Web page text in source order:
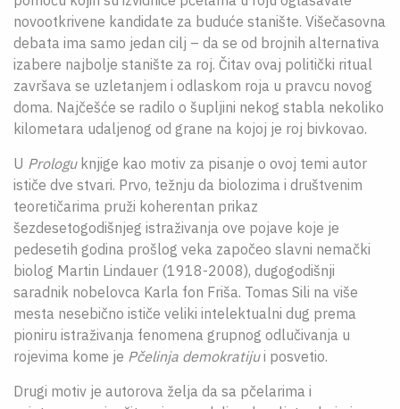
novootkrivene kandidate za buduće stanište. Višečasovna
debata ima samo jedan cilj – da se od brojnih alternativa
izabere najbolje stanište za roj. Čitav ovaj politički ritual
završava se uzletanjem i odlaskom roja u pravcu novog
doma. Najčešće se radilo o šupljini nekog stabla nekoliko
kilometara udaljenog od grane na kojoj je roj bivkovao.
U Prologuknjige kao motiv za pisanje o ovoj temi autor
ističe dve stvari. Prvo, težnju da biolozima i društvenim
teoretičarima pruži koherentan prikaz
šezdesetogodišnjeg istraživanja ove pojave koje je
pedesetih godina prošlog veka započeo slavni nemački
biolog Martin Lindauer (1918-2008), dugogodišnji
saradnik nobelovca Karla fon Friša. Tomas Sili na više
mesta nesebično ističe veliki intelektualni dug prema
pioniru istraživanja fenomena grupnog odlučivanja u
rojevima kome je Pčelinja demokratijui posvetio.
Drugi motiv je autorova želja da sa pčelarima i